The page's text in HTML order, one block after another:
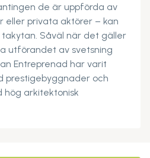
de är uppförda av
eller privata aktörer – kan
Såväl när det gäller
utförandet av svetsning
Entreprenad har varit
prestigebyggnader och
arkitektonisk